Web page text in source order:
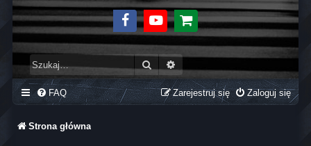
FacebookYoutubeSklep
Szukaj
FAQ Zaloguj się
Zarejestruj się
Strona główna